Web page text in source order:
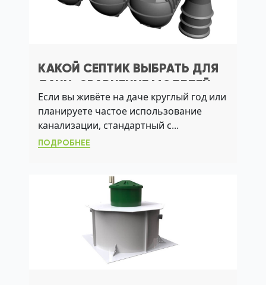
КАКОЙ СЕПТИК ВЫБРАТЬ ДЛЯ
ДАЧИ: СРАВНЕНИЕ МОДЕЛЕЙ
ПО УГВ, АЭРАЦИИ И
АКТИВНОМУ ИЛУ
Если вы живёте на даче круглый год или
планируете частое использование
канализации, стандартный с...
ПОДРОБНЕЕ